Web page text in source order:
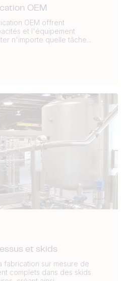
OEM
OEM offrent
et l'équipement
n'importe quelle tâche...
et skids
fabrication sur mesure de
complets dans des skids